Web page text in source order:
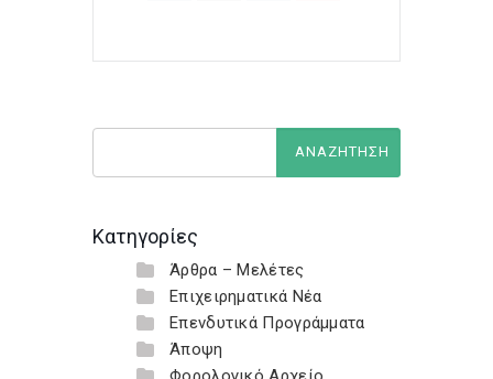
Κατηγορίες
Άρθρα – Μελέτες
Επιχειρηματικά Νέα
Επενδυτικά Προγράμματα
Άποψη